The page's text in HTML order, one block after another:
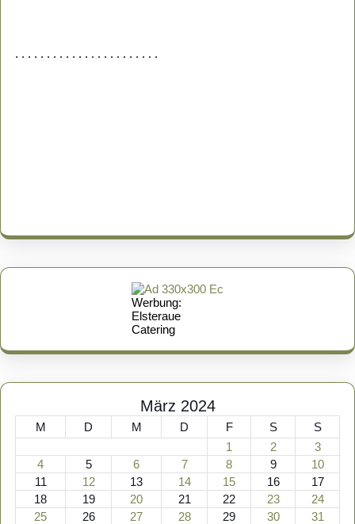
. . . . . . . . . . . . . . . . . . . . . . .
Werbung:
Elsteraue
Catering
März 2024
M D M D F S
S
1
2
3
4
5 6 7 8 9
10
11
12 13 14 15 16
17
18
19 20 21 22 23
24
25
26 27 28 29 30
31